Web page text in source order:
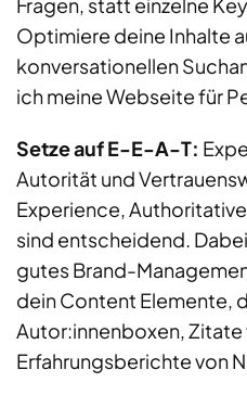
Optimiere deine Inhalte
konversationellen
ich meine Webseite für
Setze auf E-E-A-T:
Autorität und
Experience,
sind entscheidend.
gutes Brand-
dein Content Elemente,
Autor:innenboxen, Zitate
Erfahrungsberichte von